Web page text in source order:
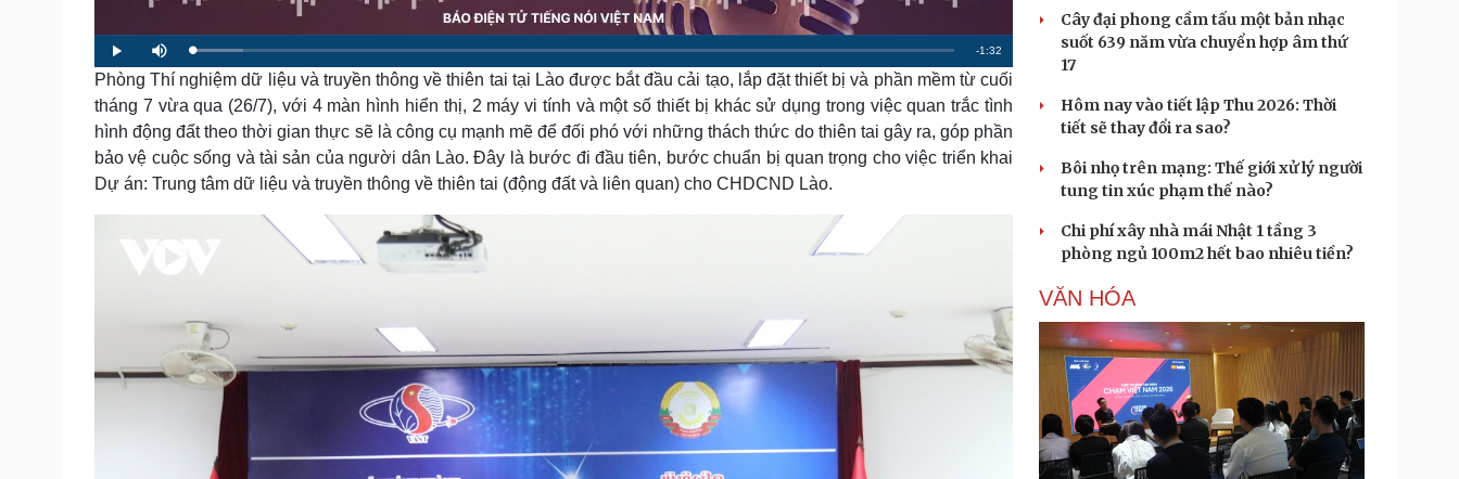
Cây thuốc
Sản phụ khoa
Nhi khoa
Nam khoa
Làm đẹp - giảm cân
Phòng mạch online
Ăn sạch sống khỏe
Tình yêu - Gia đình
Văn học
Âm nhạc
Thời trang
Sao Việt
check-in
Đọc truyện đêm khuya
Cửa sổ tình yêu
Cải chính
P
l
a
y
M
u
t
e
L
o
a
d
d
6
.
6
5
R
e
m
T
-1:32
Phòng Thí nghiệm dữ liệu và truyền thông về thiên tai tại Lào được bắt đầu cải tạo, lắp đặt thiết bị và phần mềm từ cuối
tháng 7 vừa qua (26/7), với 4 màn hình hiển thị, 2 máy vi tính và một số thiết bị khác sử dụng trong việc quan trắc tình
hình động đất theo thời gian thực sẽ là công cụ mạnh mẽ để đối phó với những thách thức do thiên tai gây ra, góp phần
bảo vệ cuộc sống và tài sản của người dân Lào. Đây là bước đi đầu tiên, bước chuẩn bị quan trọng cho việc triển khai
Dự án: Trung tâm dữ liệu và truyền thông về thiên tai (động đất và liên quan) cho CHDCND Lào.
Cây đại phong cầm tấu một bản nhạc
suốt 639 năm vừa chuyển hợp âm thứ
17
Hôm nay vào tiết lập Thu 2026: Thời
tiết sẽ thay đổi ra sao?
Bôi nhọ trên mạng: Thế giới xử lý người
tung tin xúc phạm thế nào?
Chi phí xây nhà mái Nhật 1 tầng 3
phòng ngủ 100m2 hết bao nhiêu tiền?
VĂN HÓA